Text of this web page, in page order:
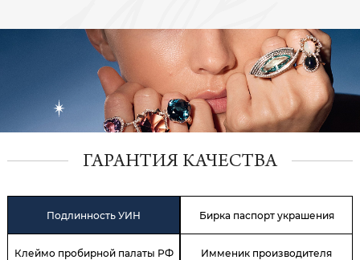
ГАРАНТИЯ КАЧЕСТВА
Подлинность УИН Бирка паспорт украшения
Клеймо пробирной палаты РФ Имменик производителя